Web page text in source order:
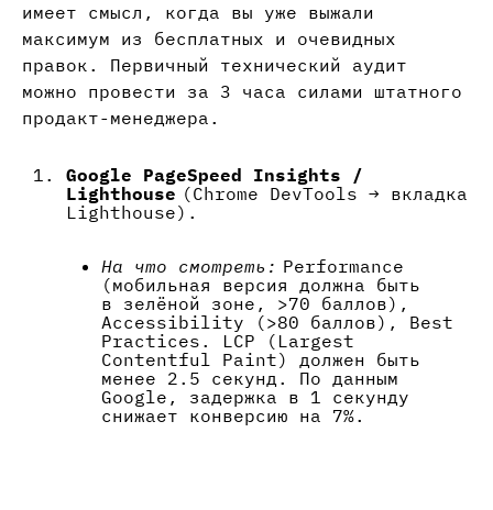
имеет смысл, когда вы уже выжали
максимум из бесплатных и очевидных
правок. Первичный технический аудит
можно провести за 3 часа силами штатного
продакт-менеджера.
Google PageSpeed Insights /
Lighthouse (Chrome DevTools → вкладка
Lighthouse).
На что смотреть: Performance
(мобильная версия должна быть
в зелёной зоне, >70 баллов),
Accessibility (>80 баллов), Best
Practices. LCP (Largest
Contentful Paint) должен быть
менее 2.5 секунд. По данным
Google, задержка в 1 секунду
снижает конверсию на 7%.